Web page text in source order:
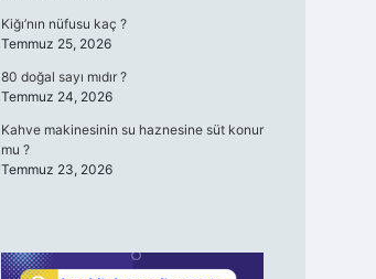
Kiğı’nın nüfusu kaç ?
Temmuz 25, 2026
80 doğal sayı mıdır ?
Temmuz 24, 2026
Kahve makinesinin su haznesine süt konur
mu ?
Temmuz 23, 2026